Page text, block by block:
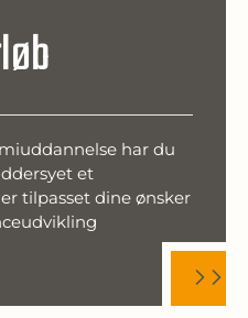
har du
et
tilpasset dine ønsker